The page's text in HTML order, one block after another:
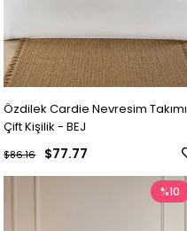
Özdilek Cardie Nevresim Takımı
Çift Kişilik - BEJ
$77.77
$86.16
%10